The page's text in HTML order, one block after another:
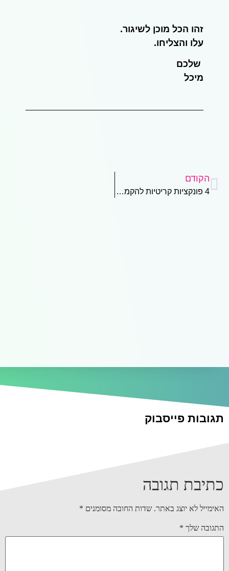
זהו הכל מוכן לשיגור.
עלו והצליחו.
שלכם
מיכל
הקודם
4 פונקציות קריטיות להקמת אתר אינטרנט מעולה
תגובות פייסבוק
כתיבת תגובה
האימייל לא יוצג באתר. שדות החובה מסומנים *
התגובה שלך *